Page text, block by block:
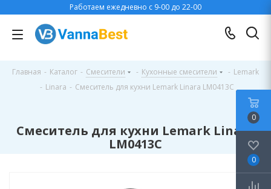
Работаем ежедневно с 9-00 до 22-00
Главная - Каталог - Смесители - Кухонные смесители - Lemark
- Linara - Смеситель для кухни Lemark Linara LM0413C
Смеситель для кухни Lemark Linara
LM0413C
0
0